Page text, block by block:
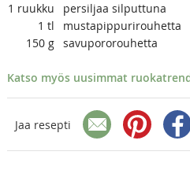
1 ruukku
persiljaa silputtuna
1 tl
mustapippurirouhetta
150 g savupororouhetta
Katso myös uusimmat
Jaa resepti